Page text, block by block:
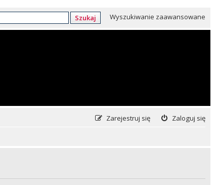
Szukaj Wyszukiwanie zaawansowane
Zaloguj się
Zarejestruj się